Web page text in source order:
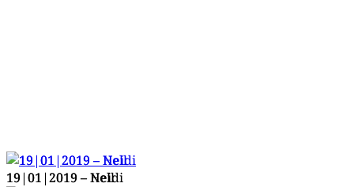
19|01|2019 – Nell
19|01|2019 – Heidi